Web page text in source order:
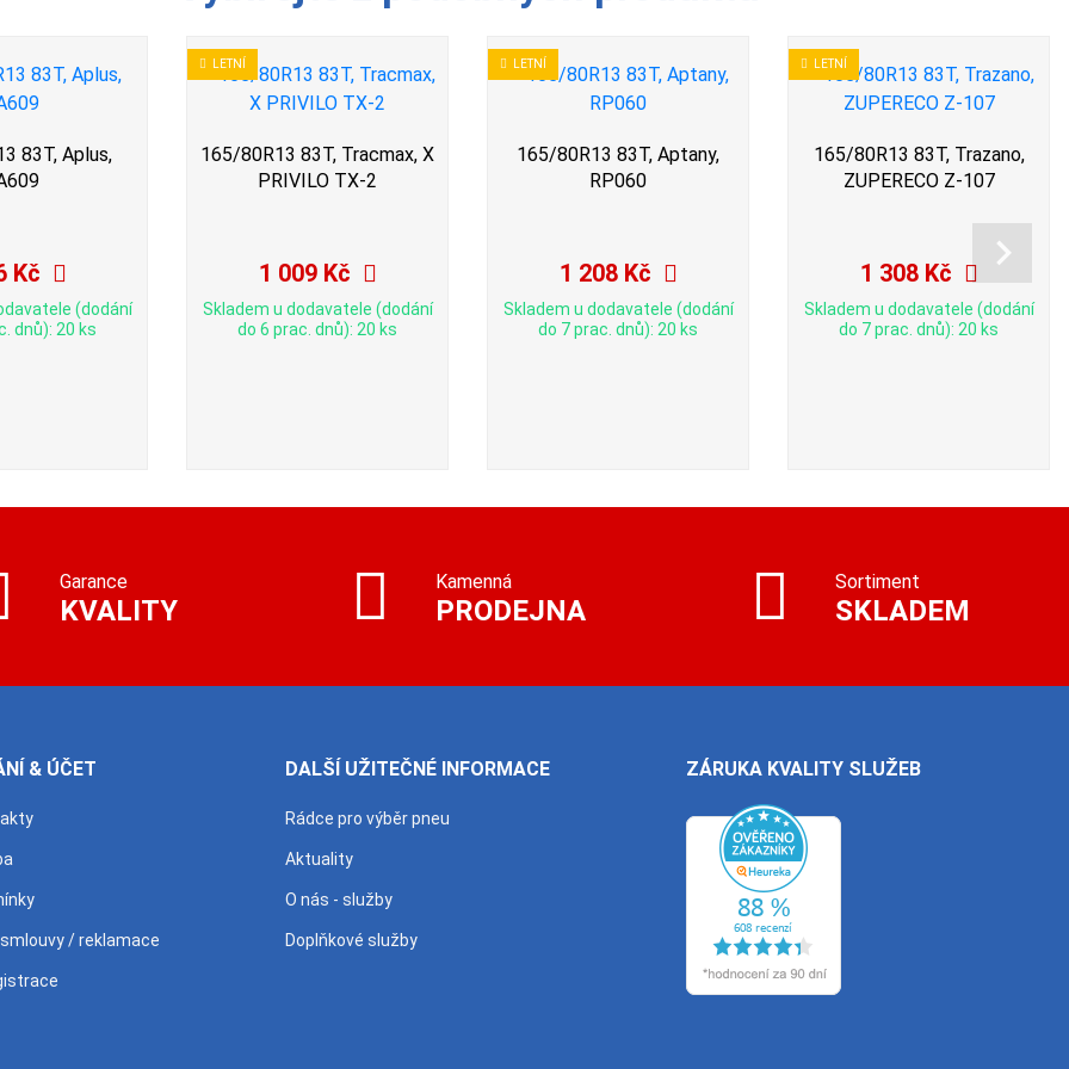
83T, Aplus,
Kč
(dodání
dnů): 20 ks
LETNÍ
165/80R13 83T, Tracmax, X
PRIVILO TX-2
1 009 Kč
Skladem u dodavatele (dodání
do 6 prac. dnů): 20 ks
LETNÍ
165/80R13 83T, Aptany,
RP060
1 208 Kč
Skladem u dodavatele (dodání
do 7 prac. dnů): 20 ks
LETNÍ
165/80R13 83T, Trazano,
ZUPERECO Z-107
1 308 Kč
Skladem u dodavatele (dodání
do 7 prac. dnů): 20 ks
Garance
KVALITY
Kamenná
PRODEJNA
Sortiment
SKLADEM
& ÚČET
/ reklamace
DALŠÍ UŽITEČNÉ INFORMACE
Rádce pro výběr pneu
Aktuality
O nás - služby
Doplňkové služby
ZÁRUKA KVALITY SLUŽEB